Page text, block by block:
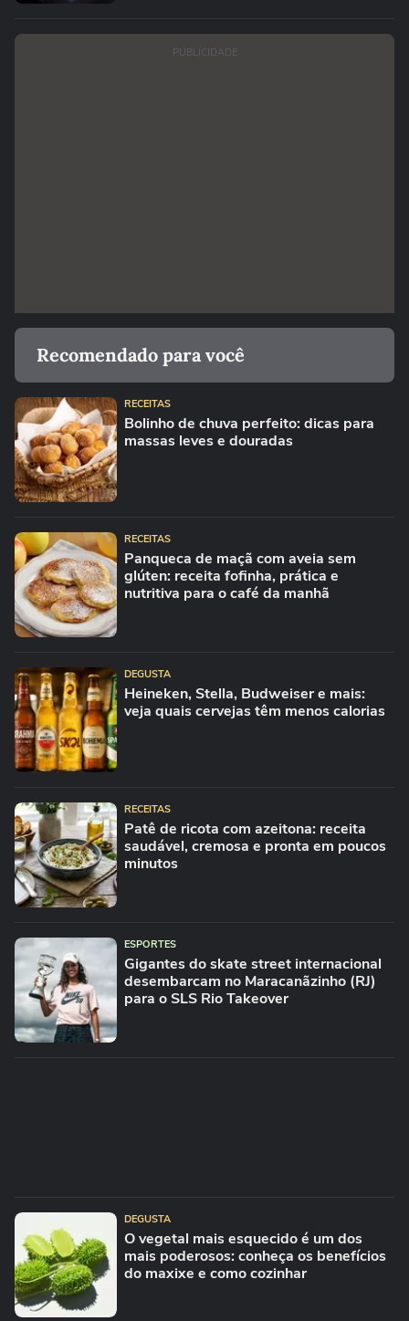
PUBLICIDADE
Recomendado para você
RECEITAS
Bolinho de chuva perfeito: dicas para
massas leves e douradas
RECEITAS
Panqueca de maçã com aveia sem
glúten: receita fofinha, prática e
nutritiva para o café da manhã
DEGUSTA
Heineken, Stella, Budweiser e mais:
veja quais cervejas têm menos calorias
RECEITAS
Patê de ricota com azeitona: receita
saudável, cremosa e pronta em poucos
minutos
ESPORTES
Gigantes do skate street internacional
desembarcam no Maracanãzinho (RJ)
para o SLS Rio Takeover
DEGUSTA
O vegetal mais esquecido é um dos
mais poderosos: conheça os benefícios
do maxixe e como cozinhar